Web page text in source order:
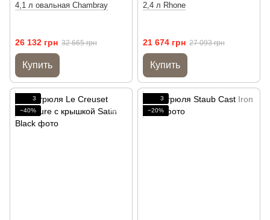
4,1 л овальная Chambray
26 132 грн 32 665 грн
Купить
2,4 л Rhone
21 674 грн 27 093 грн
Купить
3
−40%
3
−20%